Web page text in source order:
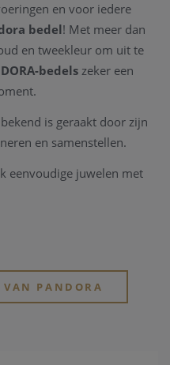
en voor iedere
bedel! Met meer dan
en tweekleur om uit te
bedelszeker een
is geraakt door zijn
en samenstellen.
eenvoudige juwelen met
met de bestaande
VAN PANDORA